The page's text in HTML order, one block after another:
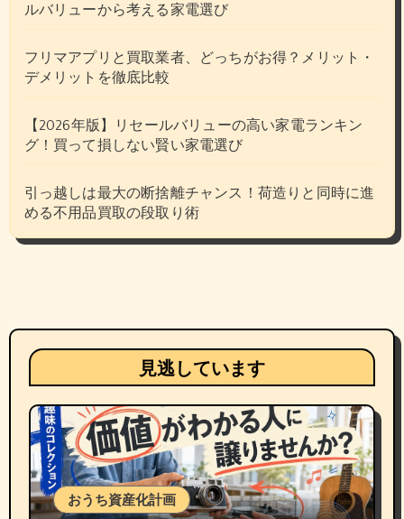
ルバリューから考える家電選び
フリマアプリと買取業者、どっちがお得？メリット・
デメリットを徹底比較
【2026年版】リセールバリューの高い家電ランキン
グ！買って損しない賢い家電選び
引っ越しは最大の断捨離チャンス！荷造りと同時に進
める不用品買取の段取り術
見逃しています
おうち資産化計画